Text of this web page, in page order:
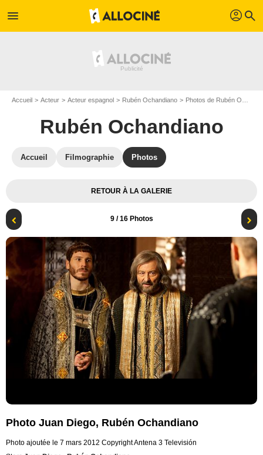
menu profil search
Accueil Acteur Acteur espagnol Rubén Ochandiano Photos de Rubén Ochandiano
Rubén Ochandiano
Accueil Filmographie Photos
RETOUR À LA GALERIE
9/ 16 Photos
Photo Juan Diego, Rubén Ochandiano
Photo ajoutée le 7 mars 2012 Copyright Antena 3 Televisión